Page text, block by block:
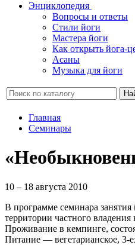
Энциклопедия
Вопросы и ответы
Стили йоги
Мастера йоги
Как открыть йога-
Асаны
Музыка для йоги
Главная
Семинары
10 – 18 августа 2010
В программе семинара
территории частного
Проживание в кемпинге,
Питание — вегетарианское, 3-